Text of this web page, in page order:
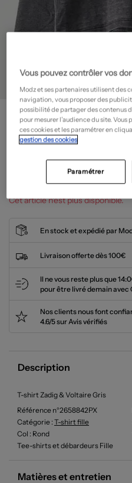
ZADIG & VOLTAIRE
T-shirt - Col rond- Outlet
14,70€
Prix boutique : 49,00€ -70% ?
Guide des tailles
Cet article n'est plus disponible.
En stock et expédié par
Livraison offerte dès 100€
Il ne vous reste plus que
pour être livré demain avec
Nos clients nous font
4.6/5 sur Avis vérifiés
Description
T-shirt Zadig & Voltaire Gris
Référence n°2658842PX
Catégorie : T-shirt fille
Col : Rond
Tee-shirts et débardeurs Fille
Matières et entretien
Vous pouvez contrôler vos
Modz et ses partenaires utilisent des
navigation, vous proposer des
possibilité de partager des contenus
pour mesurer l’audience du site. Vous
ces cookies et les paramétrer en
gestion des cookies
Paramétrer